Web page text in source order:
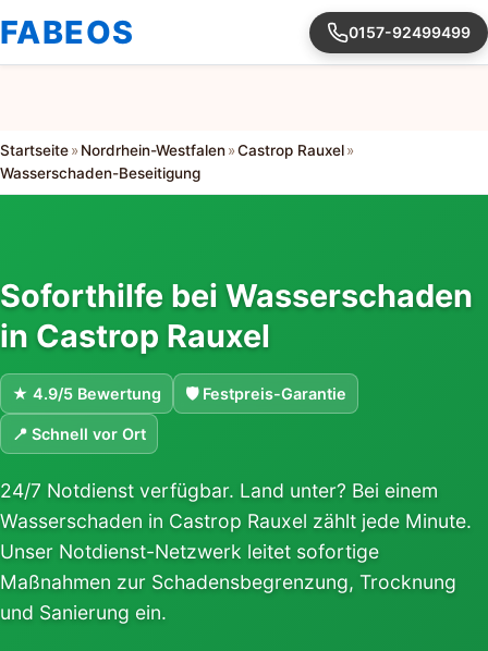
FABEOS 0157-92499499
Startseite» Nordrhein-Westfalen»Castrop Rauxel»
Wasserschaden-Beseitigung
Soforthilfe bei Wasserschaden
in Castrop Rauxel
★ 4.9/5 Bewertung 🛡 Festpreis-Garantie
📍 Schnell vor Ort
24/7 Notdienst verfügbar. Land unter? Bei einem
Wasserschaden in Castrop Rauxel zählt jede Minute.
Unser Notdienst-Netzwerk leitet sofortige
Maßnahmen zur Schadensbegrenzung, Trocknung
und Sanierung ein.